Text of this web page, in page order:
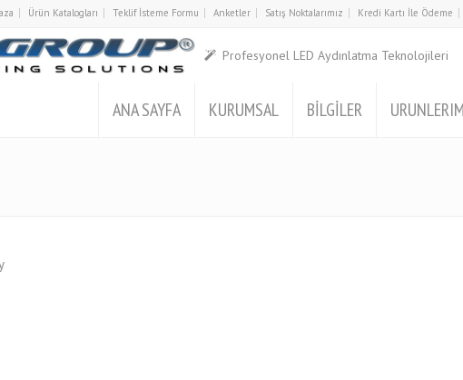
Ürün Katalogları Teklif İsteme Formu Anketler Satış Noktalarımız Kredi Kartı İle Ödeme
Profesyonel LED Aydınlatma Teknolojileri
ANA SAYFA KURUMSAL BİLGİLER